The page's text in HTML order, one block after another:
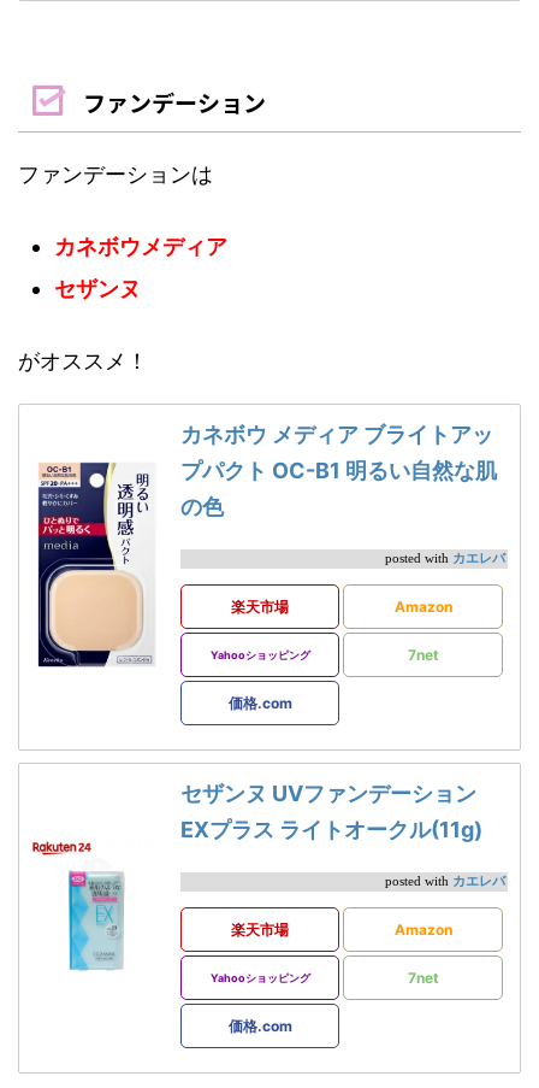
ファンデーション
ファンデーションは
カネボウメディア
セザンヌ
がオススメ！
カネボウ メディア ブライトアッ
プパクト OC-B1 明るい自然な肌
の色
posted with カエレバ
楽天市場 Amazon
Yahooショッピング 7net
価格.com
セザンヌ UVファンデーション
EXプラス ライトオークル(11g)
posted with カエレバ
楽天市場 Amazon
Yahooショッピング 7net
価格.com